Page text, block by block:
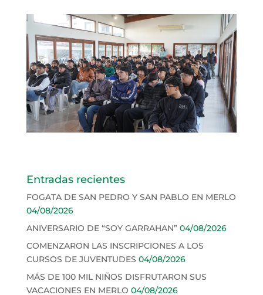
Entradas recientes
FOGATA DE SAN PEDRO Y SAN PABLO EN MERLO
04/08/2026
ANIVERSARIO DE “SOY GARRAHAN” 04/08/2026
COMENZARON LAS INSCRIPCIONES A LOS
CURSOS DE JUVENTUDES 04/08/2026
MÁS DE 100 MIL NIÑOS DISFRUTARON SUS
VACACIONES EN MERLO 04/08/2026